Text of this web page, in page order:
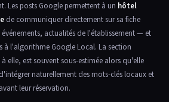
Les posts Google permettent à un hôtel
de communiquer directement sur sa fiche
actualités de l'établissement — et
à l'algorithme Google Local. La section
elle, est souvent sous-estimée alors qu'elle
naturellement des mots-clés locaux et
leur réservation.